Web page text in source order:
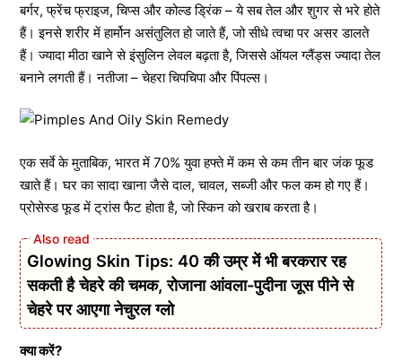
बर्गर, फ्रेंच फ्राइज, चिप्स और कोल्ड ड्रिंक – ये सब तेल और शुगर से भरे होते
हैं। इनसे शरीर में हार्मोन असंतुलित हो जाते हैं, जो सीधे त्वचा पर असर डालते
हैं। ज्यादा मीठा खाने से इंसुलिन लेवल बढ़ता है, जिससे ऑयल ग्लैंड्स ज्यादा तेल
बनाने लगती हैं। नतीजा – चेहरा चिपचिपा और पिंपल्स।
एक सर्वे के मुताबिक, भारत में 70% युवा हफ्ते में कम से कम तीन बार जंक फूड
खाते हैं। घर का सादा खाना जैसे दाल, चावल, सब्जी और फल कम हो गए हैं।
प्रोसेस्ड फूड में ट्रांस फैट होता है, जो स्किन को खराब करता है।
Glowing Skin Tips: 40 की उम्र में भी बरकरार रह
सकती है चेहरे की चमक, रोजाना आंवला-पुदीना जूस पीने से
चेहरे पर आएगा नेचुरल ग्लो
क्या करें?